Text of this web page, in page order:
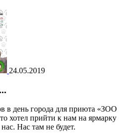
24.05.2019
в день города для приюта «ЗОО
хотел прийти к нам на ярмарку
Нас там не будет.